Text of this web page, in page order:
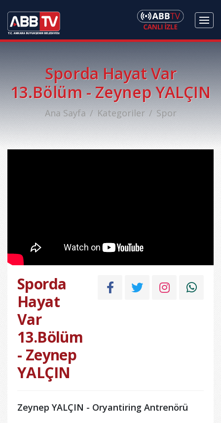
Sporda Hayat Var
13.Bölüm - Zeynep YALÇIN
Ana Sayfa Kategoriler Spor
Sporda
Hayat
Var
13.Bölüm
- Zeynep
YALÇIN
Zeynep YALÇIN - Oryantiring Antrenörü